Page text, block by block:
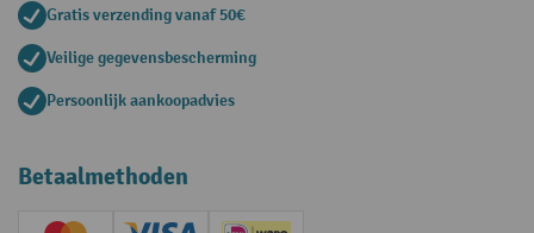
Gratis verzending vanaf 50€
Veilige gegevensbescherming
Persoonlijk aankoopadvies
Betaalmethoden